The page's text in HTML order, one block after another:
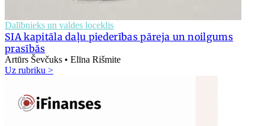
Dalībnieks un valdes loceklis
SIA kapitāla daļu piederības pāreja un noilgums
prasībās
Artūrs Ševčuks • Elīna Rišmite
Uz rubriku >